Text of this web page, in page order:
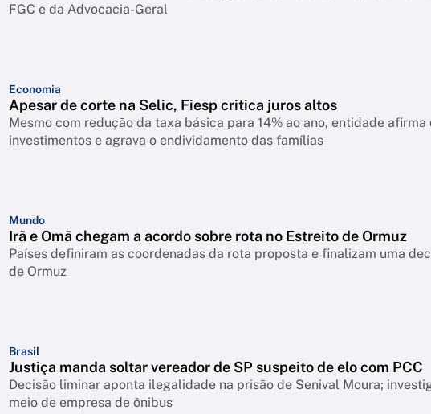
FGC e da Advocacia-Geral
Economia
Apesar de corte na Selic, Fiesp critica juros altos
Mesmo com redução da taxa básica para 14% ao ano, entidade
investimentos e agrava o endividamento das famílias
Mundo
Irã e Omã chegam a acordo sobre rota no Estreito de Ormuz
Países definiram as coordenadas da rota proposta e finalizam uma
de Ormuz
Brasil
Justiça manda soltar vereador de SP suspeito de elo com PCC
Decisão liminar aponta ilegalidade na prisão de Senival Moura;
meio de empresa de ônibus